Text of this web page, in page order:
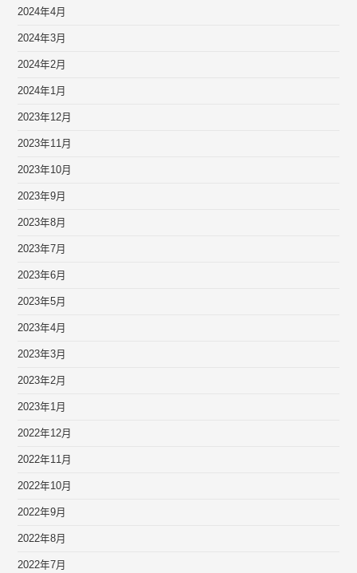
2024年4月
2024年3月
2024年2月
2024年1月
2023年12月
2023年11月
2023年10月
2023年9月
2023年8月
2023年7月
2023年6月
2023年5月
2023年4月
2023年3月
2023年2月
2023年1月
2022年12月
2022年11月
2022年10月
2022年9月
2022年8月
2022年7月